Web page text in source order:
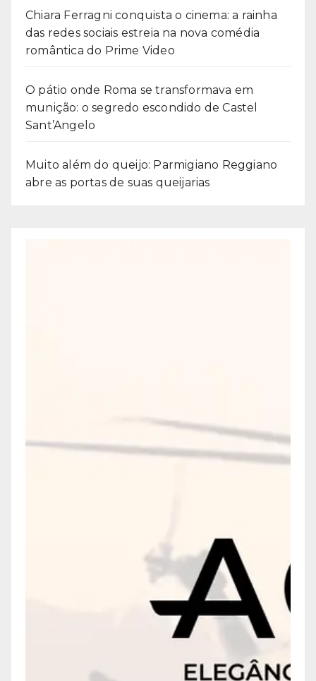
Chiara Ferragni conquista o cinema: a rainha
das redes sociais estreia na nova comédia
romântica do Prime Video
O pátio onde Roma se transformava em
munição: o segredo escondido de Castel
Sant’Angelo
Muito além do queijo: Parmigiano Reggiano
abre as portas de suas queijarias